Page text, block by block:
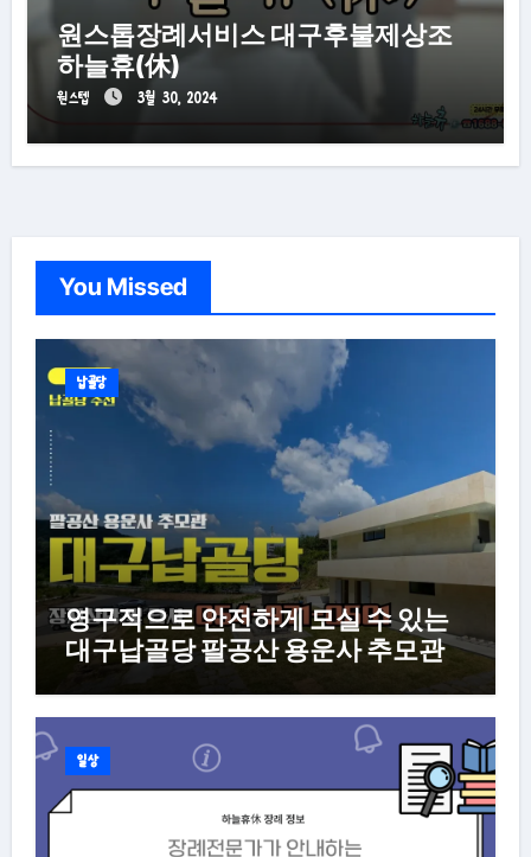
원스톱장례서비스 대구후불제상조
하늘휴(休)
원스텝 3월 30, 2024
You Missed
납골당
영구적으로 안전하게 모실 수 있는
대구납골당 팔공산 용운사 추모관
일상